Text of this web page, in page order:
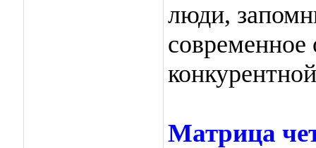
люди,
современное
Матрица